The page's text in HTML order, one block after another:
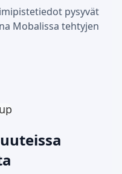
pysyvät
Mobalissa tehtyjen